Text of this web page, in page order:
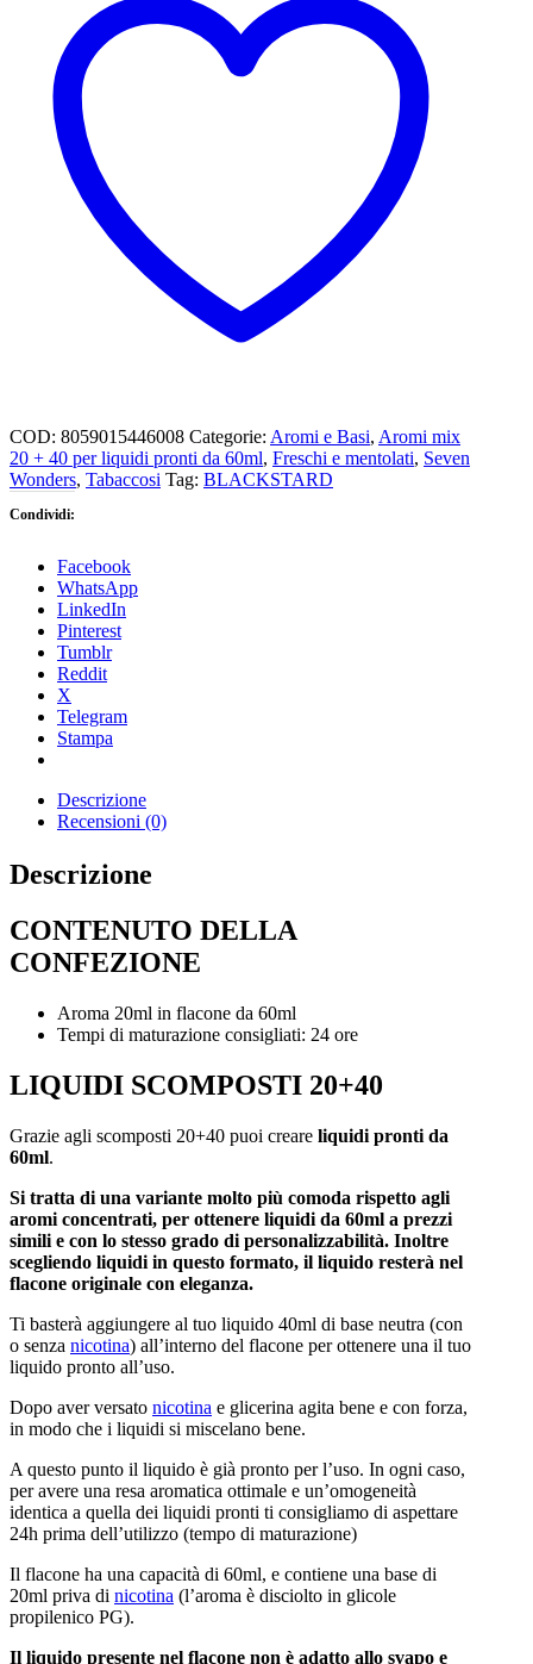
COD: 8059015446008 Categorie: Aromi e Basi, Aromi mix
20 + 40 per liquidi pronti da 60ml, Freschi e mentolati, Seven
Wonders, Tabaccosi Tag: BLACKSTARD
Condividi:
Facebook
WhatsApp
LinkedIn
Pinterest
Tumblr
Reddit
X
Telegram
Stampa
Descrizione
Recensioni (0)
Descrizione
CONTENUTO DELLA
CONFEZIONE
Aroma 20ml in flacone da 60ml
Tempi di maturazione consigliati: 24 ore
LIQUIDI SCOMPOSTI 20+40
Grazie agli scomposti 20+40 puoi creare liquidi pronti da
60ml.
Si tratta di una variante molto più comoda rispetto agli
aromi concentrati, per ottenere liquidi da 60ml a prezzi
simili e con lo stesso grado di personalizzabilità. Inoltre
scegliendo liquidi in questo formato, il liquido resterà nel
flacone originale con eleganza.
Ti basterà aggiungere al tuo liquido 40ml di base neutra (con
o senza nicotina) all’interno del flacone per ottenere una il tuo
liquido pronto all’uso.
Dopo aver versato nicotina e glicerina agita bene e con forza,
in modo che i liquidi si miscelano bene.
A questo punto il liquido è già pronto per l’uso. In ogni caso,
per avere una resa aromatica ottimale e un’omogeneità
identica a quella dei liquidi pronti ti consigliamo di aspettare
24h prima dell’utilizzo (tempo di maturazione)
Il flacone ha una capacità di 60ml, e contiene una base di
20ml priva di nicotina (l’aroma è disciolto in glicole
propilenico PG).
Il liquido presente nel flacone non è adatto allo svapo e